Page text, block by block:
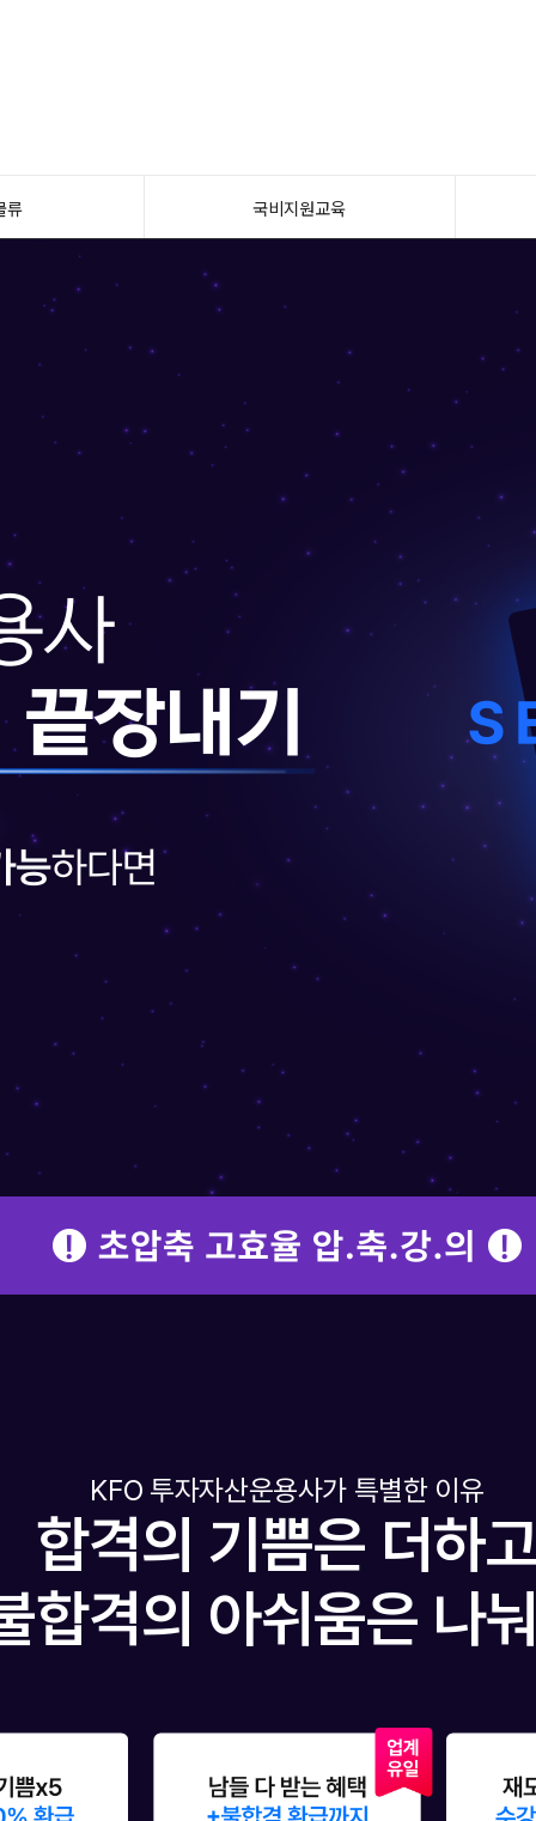
류 국비지원교육
KFO 투자자산운용사가 특별한 이유
합격의 기쁨은 더하
합격의 아쉬움은 나